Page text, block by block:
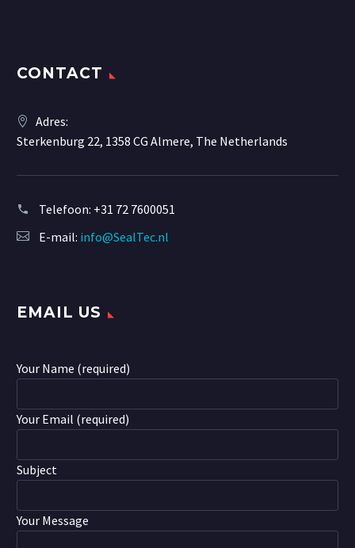
CONTACT
Adres:
Sterkenburg 22, 1358 CG Almere, The Netherlands
Telefoon: +31 72 7600051
E-mail: info@SealTec.nl
EMAIL US
Your Name (required)
Your Email (required)
Subject
Your Message